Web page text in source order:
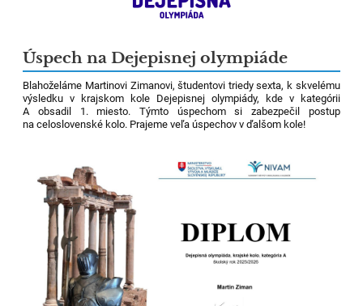
Úspech na Dejepisnej olympiáde
Blahoželáme Martinovi Zimanovi, študentovi triedy sexta, k skvelému
výsledku v krajskom kole Dejepisnej olympiády, kde v kategórii
A obsadil 1. miesto. Týmto úspechom si zabezpečil postup
na celoslovenské kolo. Prajeme veľa úspechov v ďalšom kole!